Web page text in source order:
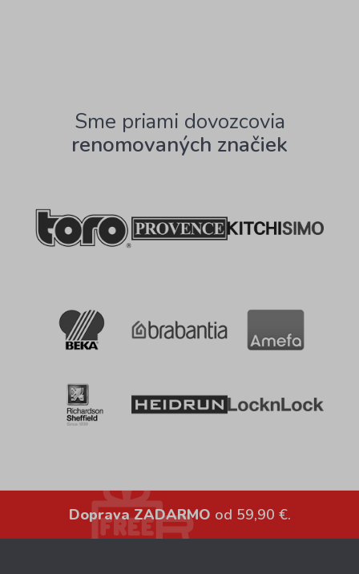
Sme priami dovozcovia
renomovaných značiek
Doprava ZADARMO od 59,90 €.